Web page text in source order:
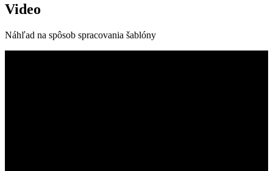
Video
Náhľad na spôsob spracovania šablóny